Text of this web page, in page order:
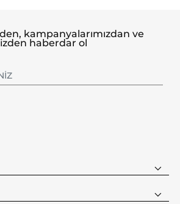
kampanyalarımızdan ve
haberdar ol